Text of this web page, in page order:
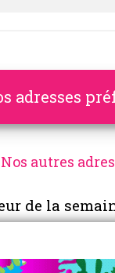
adresses
Nos autres
de la